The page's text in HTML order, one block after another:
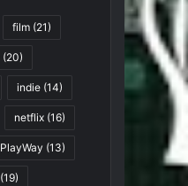
film (21)
(20)
indie (14)
netflix (16)
PlayWay (13)
(19)